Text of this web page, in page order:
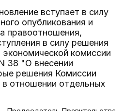
вступает в силу
опубликования и
правоотношения,
в силу решения
комиссии
38 "О внесении
решения Комиссии
отношении отдельных